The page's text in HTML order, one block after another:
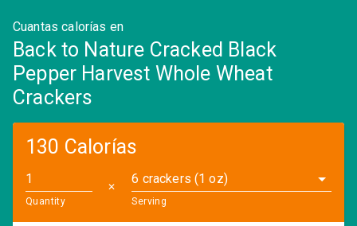
Cuantas calorías en
Back to Nature Cracked Black
Pepper Harvest Whole Wheat
Crackers
130 Calorías
Quantity
✕
6 crackers (1 oz)
Serving